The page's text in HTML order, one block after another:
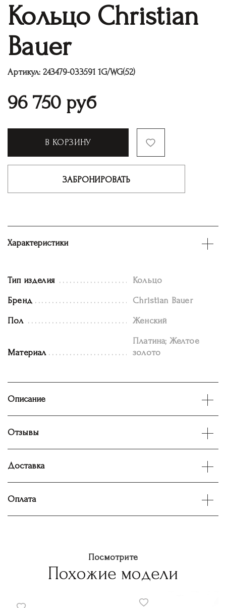
Кольцо Christian
Bauer
Артикул: 243479-033591 1G/WG(52)
96 750 руб
В КОРЗИНУ
ЗАБРОНИРОВАТЬ
Характеристики
Тип изделия Кольцо
Бренд Christian Bauer
Пол Женский
Материал
Платина; Желтое
золото
Описание
Отзывы
Доставка
Оплата
Посмотрите
Похожие модели